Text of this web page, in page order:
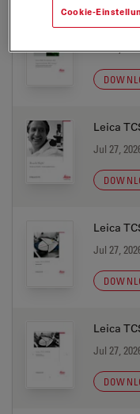
High
Jul 27,
Leica
Jul 27,
Leica
Jul 27,
Leica
Jul 27,
Cookie-